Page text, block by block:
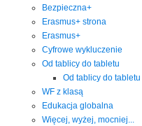
Bezpieczna+
Erasmus+ strona
Erasmus+
Cyfrowe wykluczenie
Od tablicy do tabletu
Od tablicy do
WF z klasą
Edukacja globalna
Więcej, wyżej, mocniej...